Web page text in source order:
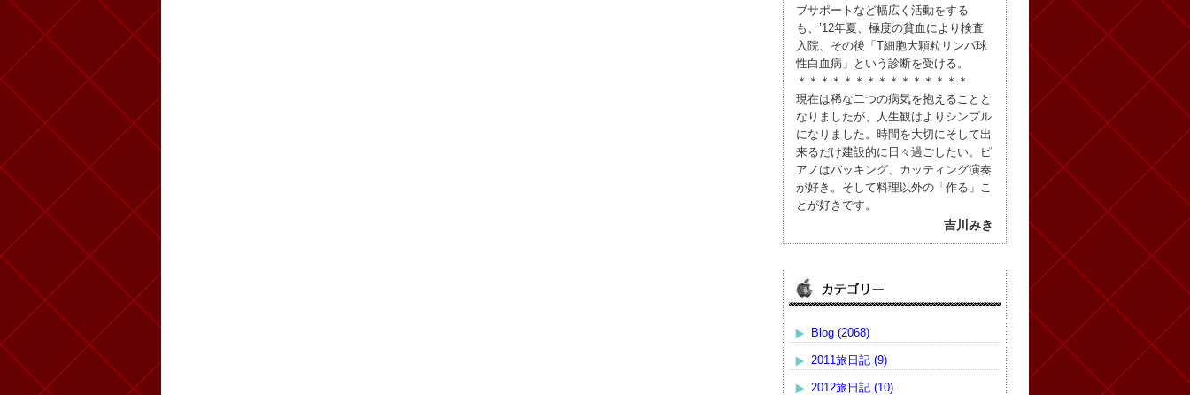
ブサポートなど幅広く活動をする
も、’12年夏、極度の貧血により検査
入院、その後「T細胞大顆粒リンパ球
性白血病」という診断を受ける。
＊＊＊＊＊＊＊＊＊＊＊＊＊＊＊
現在は稀な二つの病気を抱えることと
なりましたが、人生観はよりシンプル
になりました。時間を大切にそして出
来るだけ建設的に日々過ごしたい。ピ
アノはバッキング、カッティング演奏
が好き。そして料理以外の「作る」こ
とが好きです。
吉川みき
Blog (2068)
2011旅日記 (9)
2012旅日記 (10)